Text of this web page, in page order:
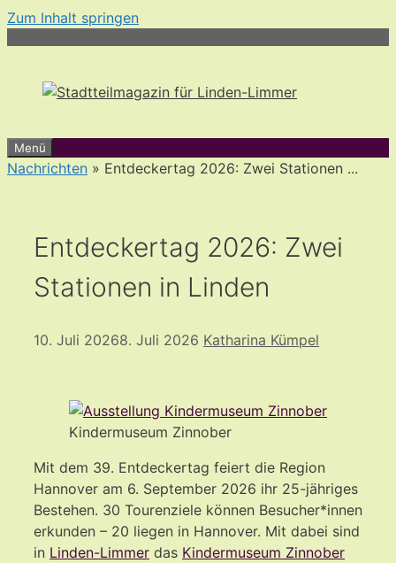
Zum Inhalt springen
Menü
Nachrichten » Entdeckertag 2026: Zwei Stationen ...
Entdeckertag 2026: Zwei
Stationen in Linden
10. Juli 20268. Juli 2026 Katharina Kümpel
Kindermuseum Zinnober
Mit dem 39. Entdeckertag feiert die Region
Hannover am 6. September 2026 ihr 25-jähriges
Bestehen. 30 Tourenziele können Besucher*innen
erkunden – 20 liegen in Hannover. Mit dabei sind
in Linden-Limmer das Kindermuseum Zinnober